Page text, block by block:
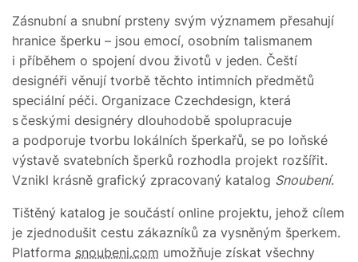
Zásnubní a snubní prsteny svým významem přesahují
hranice šperku – jsou emocí, osobním talismanem
i příběhem o spojení dvou životů v jeden. Čeští
designéři věnují tvorbě těchto intimních předmětů
speciální péči. Organizace Czechdesign, která
s českými designéry dlouhodobě spolupracuje
a podporuje tvorbu lokálních šperkařů, se po loňské
výstavě svatebních šperků rozhodla projekt rozšířit.
Vznikl krásně grafický zpracovaný katalog Snoubení.
Tištěný katalog je součástí online projektu, jehož cílem
je zjednodušit cestu zákazníků za vysněným šperkem.
Platforma snoubeni.com umožňuje získat všechny